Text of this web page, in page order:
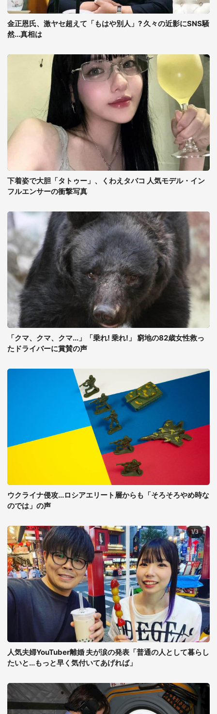
金正恩氏、激ヤセ超えて「もはや別人」? 久々の近影にSNS騒
然...真相は
下着姿で大胆「タトゥー」、くわえタバコ 人気モデル・イン
フルエンサーの衝撃写真
「クマ、クマ、クマ...」「乗れ! 乗れ!」 窮地の82歳女性救っ
たドライバーに賞賛の声
ウクライナ侵攻...ロシアエリート層からも「そろそろやめ時な
のでは」の声
人気夫婦YouTuber離婚 夫が涙の発表「普通の人として暮らし
たいと...もっと早く気付いてあげれば」